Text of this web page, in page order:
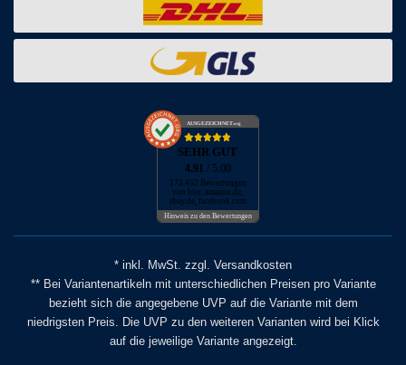
AUSGEZEICHNET.org
SEHR GUT
4.91 / 5.00
173.452 Bewertungen
von hier, amazon.de,
ebay.de, facebook.com
Hinweis zu den Bewertungen
* inkl. MwSt. zzgl. Versandkosten
** Bei Variantenartikeln mit unterschiedlichen Preisen pro Variante
bezieht sich die angegebene UVP auf die Variante mit dem
niedrigsten Preis. Die UVP zu den weiteren Varianten wird bei Klick
auf die jeweilige Variante angezeigt.